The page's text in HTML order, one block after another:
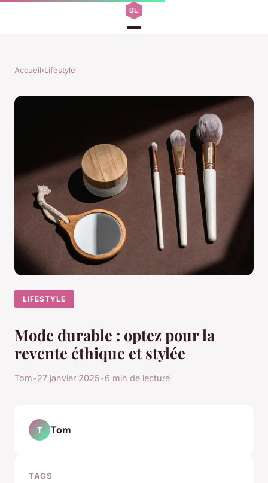
Accueil›Lifestyle
LIFESTYLE
Mode durable : optez pour la
revente éthique et stylée
Tom•27 janvier 2025•6 min de lecture
T Tom
TAGS